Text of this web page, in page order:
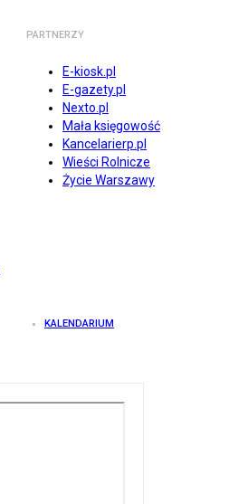
PARTNERZY
E-kiosk.pl
E-gazety.pl
Nexto.pl
Mała księgowość
Kancelarierp.pl
Wieści Rolnicze
Życie Warszawy
KALENDARIUM